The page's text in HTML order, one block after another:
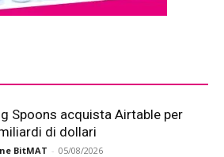
Spoons acquista Airtable per
di dollari
BitMAT - 05/08/2026